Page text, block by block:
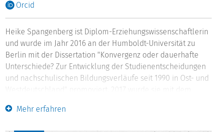
Orcid
Heike Spangenberg ist Diplom-Erziehungswissenschaftlerin
und wurde im Jahr 2016 an der Humboldt-Universität zu
Berlin mit der Dissertation "Konvergenz oder dauerhafte
Unterschiede? Zur Entwicklung der Studienentscheidungen
und nachschulischen Bildungsverläufe seit 1990 in Ost- und
Westdeutschland" promoviert. 2017 wurde sie mit dem
der Hochschulforschung ausgezeichnet. Seit 2000 ist Heike
Mehr erfahren